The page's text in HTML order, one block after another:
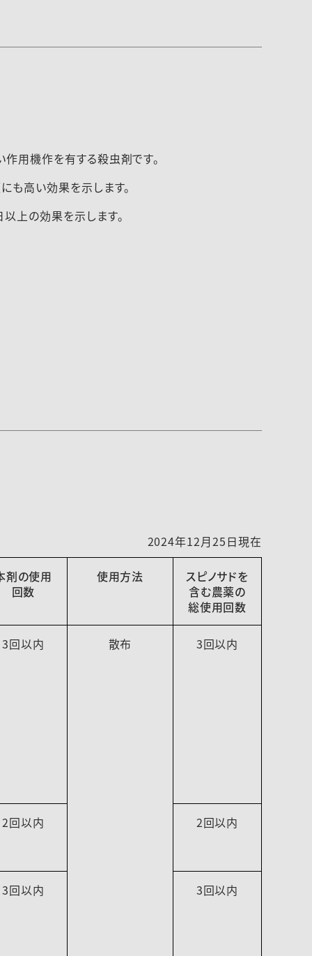
用機作を有する殺虫剤です。
も高い効果を示します。
上の効果を示します。
2024年12月25日現在
剤の使用
回数
使用方法
スピノサドを
含む農薬の
総使用回数
3回以内 散布 3回以内
2回以内 2回以内
3回以内 3回以内